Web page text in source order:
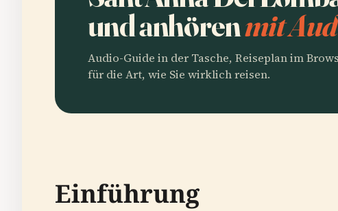
und anhörenmit
Audio-Guide in der Tasche, Reiseplan im
für die Art, wie Sie wirklich reisen.
Einführung